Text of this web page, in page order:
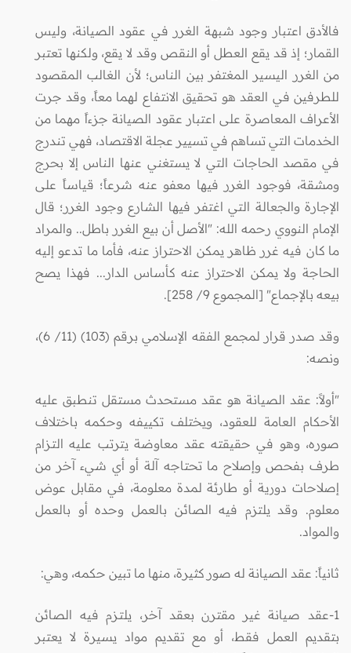
فالأدق اعتبار وجود شبهة الغرر في عقود الصيانة، وليس
القمار؛ إذ قد يقع العطل أو النقص وقد لا يقع، ولكنها تعتبر
من الغرر اليسير المغتفر بين الناس؛ لأن الغالب المقصود
للطرفين في العقد هو تحقيق الانتفاع لهما معاً، وقد جرت
الأعراف المعاصرة على اعتبار عقود الصيانة جزءاً مهما من
الخدمات التي تساهم في تسيير عجلة الاقتصاد، فهي تندرج
في مقصد الحاجات التي لا يستغني عنها الناس إلا بحرج
ومشقة، فوجود الغرر فيها معفو عنه شرعاً؛ قياساً على
الإجارة والجعالة التي اغتفر فيها الشارع وجود الغرر؛ قال
الإمام النووي رحمه الله: "الأصل أن بيع الغرر باطل.. والمراد
ما كان فيه غرر ظاهر يمكن الاحتراز عنه، فأما ما تدعو إليه
الحاجة ولا يمكن الاحتراز عنه كأساس الدار... فهذا يصح
بيعه بالإجماع" [المجموع 9/ 258].
وقد صدر قرار لمجمع الفقه الإسلامي برقم (103) (11/ 6)،
ونصه:
"أولاً: عقد الصيانة هو عقد مستحدث مستقل تنطبق عليه
الأحكام العامة للعقود، ويختلف تكييفه وحكمه باختلاف
صوره، وهو في حقيقته عقد معاوضة يترتب عليه التـزام
طرف بفحص وإصلاح ما تحتاجه آلة أو أي شيء آخر من
إصلاحات دورية أو طارئة لمدة معلومة، في مقابل عوض
معلوم. وقد يلتزم فيه الصائن بالعمل وحده أو بالعمل
والمواد.
ثانياً: عقد الصيانة له صور كثيرة، منها ما تبين حكمه، وهي:
1- عقد صيانة غير مقترن بعقد آخر، يلتـزم فيه الصائن
بتقديم العمل فقط، أو مع تقديم مواد يسيرة لا يعتبر